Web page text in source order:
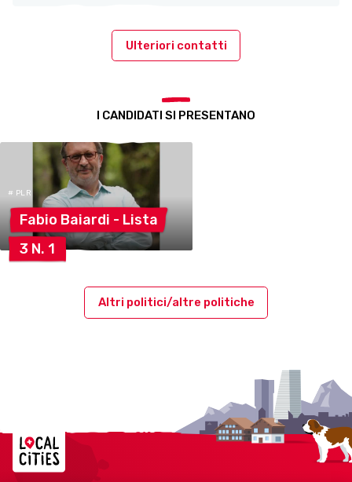
Ulteriori contatti
I CANDIDATI SI PRESENTANO
# PLR
Fabio Baiardi - Lista
3 N. 1
Altri politici/altre politiche
Localcities